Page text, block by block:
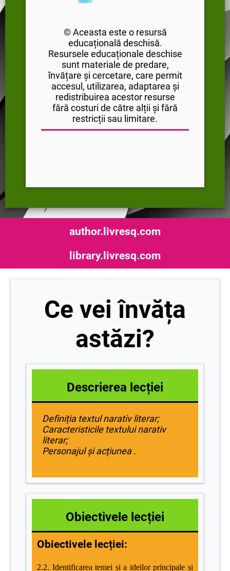
© Aceasta este o resursă
educațională deschisă.
Resursele educaționale deschise
sunt materiale de predare,
învățare și cercetare, care permit
accesul, utilizarea, adaptarea și
redistribuirea acestor resurse
fără costuri de către alții și fără
restricții sau limitare.
author.livresq.com
library.livresq.com
Ce vei învăța
astăzi?
Descrierea lecției
Definiția textul narativ literar;
Caracteristicile textului narativ
literar;
Personajul și acțiunea .
Obiectivele lecției
Obiectivele lecției:
2.2. Identificarea temei și a ideilor principale și